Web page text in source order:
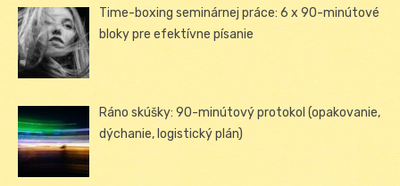
Time-boxing seminárnej práce: 6 x 90-minútové
bloky pre efektívne písanie
Ráno skúšky: 90-minútový protokol (opakovanie,
dýchanie, logistický plán)